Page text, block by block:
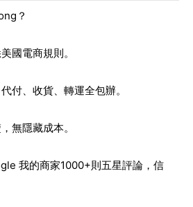
？
國電商規則。
付、收貨、轉運全包辦。
無隱藏成本。
我的商家1000+則五星評論，信